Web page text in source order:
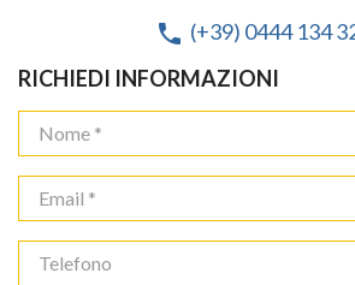
phone (+39) 0444 134
RICHIEDI INFORMAZIONI